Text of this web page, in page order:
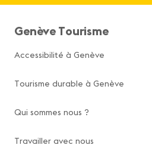
Genève Tourisme
Accessibilité à Genève
Tourisme durable à Genève
Qui sommes nous ?
Travailler avec nous